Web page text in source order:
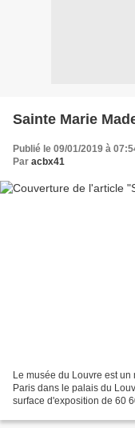
Sainte Marie
Publié le 09/01/2019 à
Par acbx41
Le musée du Louvre est
Paris dans le palais du
surface d'exposition de 60